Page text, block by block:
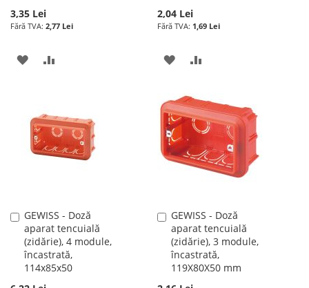
3,35 Lei
2,77 Lei
ADAUGATI
DE
DORINTE
2,04 Lei
1,69 Lei
ADAUGATI
LISTA
DE
DORINTE
COMPARARE
GEWISS - Doză
aparat tencuială
(zidărie), 4 module,
încastrată,
114x85x50
Adauga
în
cos
GEWISS - Doză
aparat tencuială
(zidărie), 3 module,
încastrată,
119X80X50 mm
Adauga
în
cos